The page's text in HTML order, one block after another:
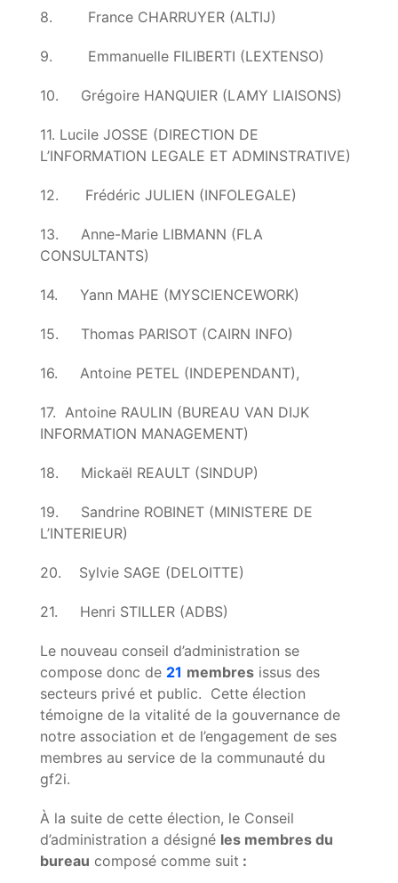
8. France CHARRUYER (ALTIJ)
9. Emmanuelle FILIBERTI (LEXTENSO)
10. Grégoire HANQUIER (LAMY LIAISONS)
11. Lucile JOSSE (DIRECTION DE
L’INFORMATION LEGALE ET ADMINSTRATIVE)
12. Frédéric JULIEN (INFOLEGALE)
13. Anne-Marie LIBMANN (FLA
CONSULTANTS)
14. Yann MAHE (MYSCIENCEWORK)
15. Thomas PARISOT (CAIRN INFO)
16. Antoine PETEL (INDEPENDANT),
17. Antoine RAULIN (BUREAU VAN DIJK
INFORMATION MANAGEMENT)
18. Mickaël REAULT (SINDUP)
19. Sandrine ROBINET (MINISTERE DE
L’INTERIEUR)
20. Sylvie SAGE (DELOITTE)
21. Henri STILLER (ADBS)
Le nouveau conseil d’administration se
compose donc de 21 membres issus des
secteurs privé et public. Cette élection
témoigne de la vitalité de la gouvernance de
notre association et de l’engagement de ses
membres au service de la communauté du
gf2i.
À la suite de cette élection, le Conseil
d’administration a désigné les membres du
bureau composé comme suit :